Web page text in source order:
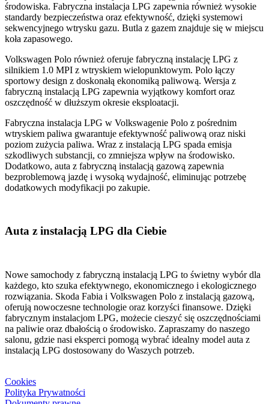
środowiska. Fabryczna instalacja LPG zapewnia również wysokie
standardy bezpieczeństwa oraz efektywność, dzięki systemowi
sekwencyjnego wtrysku gazu. Butla z gazem znajduje się w miejscu
koła zapasowego.
Volkswagen Polo również oferuje fabryczną instalację LPG z
silnikiem 1.0 MPI z wtryskiem wielopunktowym. Polo łączy
sportowy design z doskonałą ekonomiką paliwową. Wersja z
fabryczną instalacją LPG zapewnia wyjątkowy komfort oraz
oszczędność w dłuższym okresie eksploatacji.
Fabryczna instalacja LPG w Volkswagenie Polo z pośrednim
wtryskiem paliwa gwarantuje efektywność paliwową oraz niski
poziom zużycia paliwa. Wraz z instalacją LPG spada emisja
szkodliwych substancji, co zmniejsza wpływ na środowisko.
Dodatkowo, auta z fabryczną instalacją gazową zapewnia
bezproblemową jazdę i wysoką wydajność, eliminując potrzebę
dodatkowych modyfikacji po zakupie.
Auta z instalacją LPG dla Ciebie
Nowe samochody z fabryczną instalacją LPG to świetny wybór dla
każdego, kto szuka efektywnego, ekonomicznego i ekologicznego
rozwiązania. Skoda Fabia i Volkswagen Polo z instalacją gazową,
oferują nowoczesne technologie oraz korzyści finansowe. Dzięki
fabrycznym instalacjom LPG, możecie cieszyć się oszczędnościami
na paliwie oraz dbałością o środowisko. Zapraszamy do naszego
salonu, gdzie nasi eksperci pomogą wybrać idealny model auta z
instalacją LPG dostosowany do Waszych potrzeb.
Cookies
Polityka Prywatności